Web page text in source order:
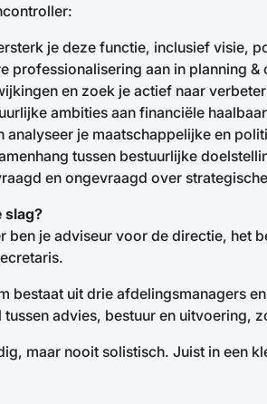
je deze functie, inclusief visie,
professionalisering aan in planning
en zoek je actief naar
ambities aan financiële
analyseer je maatschappelijke en
tussen bestuurlijke
en ongevraagd over
slag?
ben je adviseur voor de directie, het
bestaat uit drie afdelingsmanagers
advies, bestuur en uitvoering,
maar nooit solistisch. Juist in een